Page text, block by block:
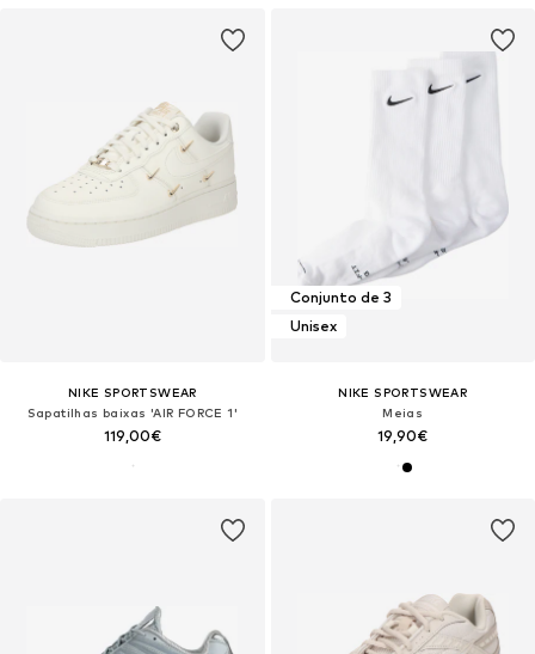
NIKE SPORTSWEAR
Sapatilhas baixas 'AIR FORCE 1'
119,00€
Conjunto de 3
Unisex
NIKE SPORTSWEAR
Meias
19,90€